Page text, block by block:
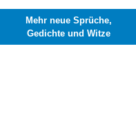
Mehr neue Sprüche,
Gedichte und Witze